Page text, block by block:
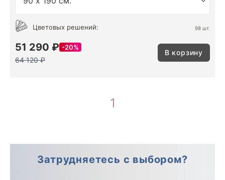
Цветовых решений: 98 шт.
51 290 ₽ 20%
64 120 ₽
В корзину
1
Затрудняетесь с выбором?